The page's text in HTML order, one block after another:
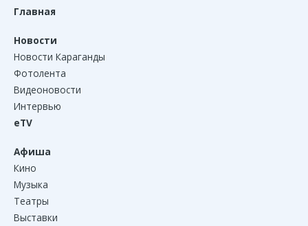
Главная
Новости
Новости Караганды
Фотолента
Видеоновости
Интервью
eTV
Афиша
Кино
Музыка
Театры
Выставки